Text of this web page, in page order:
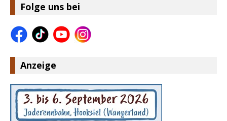
Folge uns bei
Anzeige